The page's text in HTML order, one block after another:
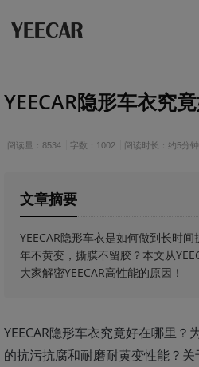
YEECAR隐形车衣究
阅读量：8534 字数：1002 阅读时长：约5分钟
文章摘要
YEECAR隐形车衣是如何做到长时
年不黄变，撕膜不留胶？本文从
大家解密YEECAR高性能的原因！
YEECAR隐形车衣究竟好在哪里？
的抗污抗腐和耐磨耐黄变性能？关